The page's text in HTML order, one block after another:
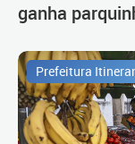
ganha
Prefeitura